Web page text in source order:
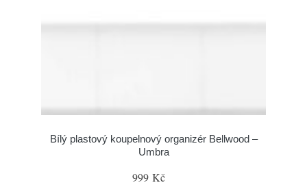
Bílý plastový koupelnový organizér Bellwood –
Umbra
999 Kč